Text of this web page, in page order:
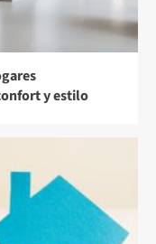
y estilo